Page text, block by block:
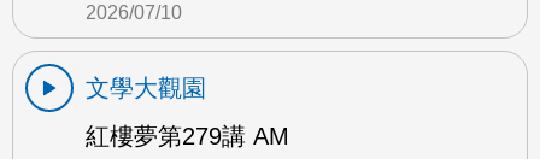
2026/07/10
文學大觀園
紅樓夢第279講 AM